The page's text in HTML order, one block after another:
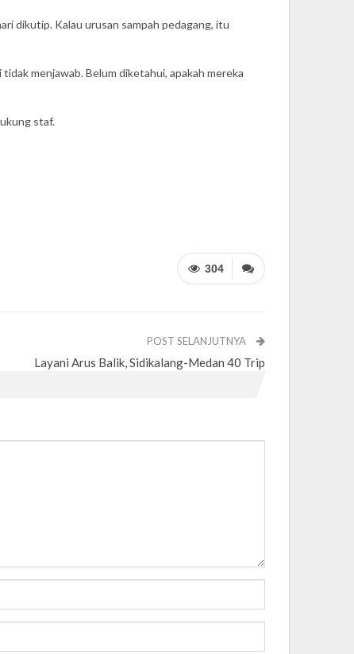
dikutip. Kalau urusan sampah pedagang, itu
menjawab. Belum diketahui, apakah mereka
staf.
304
POST SELANJUTNYA
Layani Arus Balik, Sidikalang-Medan 40 Trip